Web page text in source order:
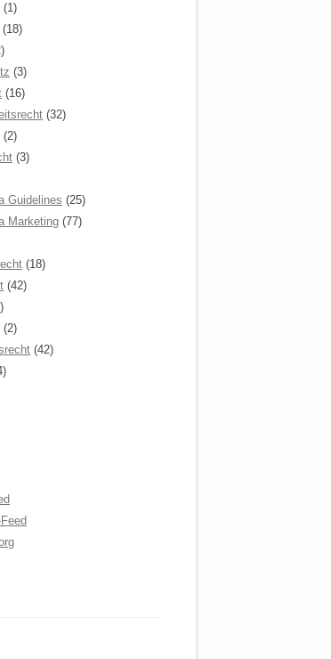
(1)
(18)
(3)
(16)
(32)
(2)
(3)
Guidelines (25)
Marketing (77)
(18)
(42)
(2)
(42)